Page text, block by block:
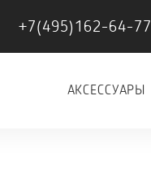
+7(495)162-64-77
АКСЕССУАРЫ